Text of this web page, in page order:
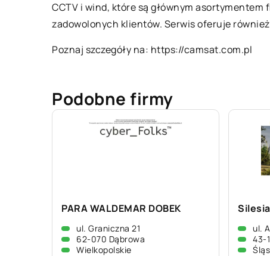
CCTV i wind, które są głównym
zadowolonych klientów. Serwis oferuje
Poznaj szczegóły na: https://camsat.com.pl
Podobne firmy
PARA WALDEMAR DOBEK
ul. Graniczna 21
62-070 Dąbrowa
Wielkopolskie
ul.
43-